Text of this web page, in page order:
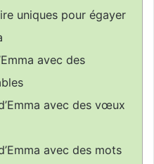
uniques pour égayer
avec des
avec des vœux
avec des mots